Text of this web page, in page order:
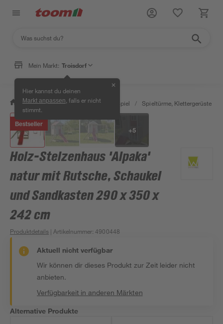
Mein Markt: Troisdorf
Hier kannst du deinen
Markt anpassen , falls er nicht
stimmt.
✕
/ Garten & Freizeit / Outdoor & Spiel / Spieltürme, Klettergerüste &
Bestseller
+5
Holz-Stelzenhaus 'Alpaka'
natur mit Rutsche, Schaukel
und Sandkasten 290 x 350 x
242 cm
Produktdetails | Artikelnummer:4900448
Aktuell nicht verfügbar
Wir können dir dieses Produkt zur Zeit leider nicht
anbieten.
Verfügbarkeit in anderen Märkten
Alternative Produkte